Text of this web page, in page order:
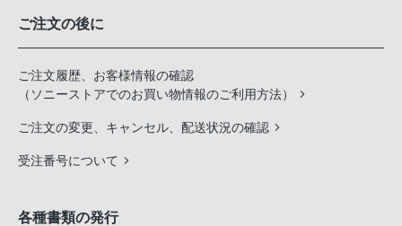
ご注文の後に
ご注文履歴、お客様情報の確認
（ソニーストアでのお買い物情報のご利用方法）
ご注文の変更、キャンセル、配送状況の確認
受注番号について
各種書類の発行